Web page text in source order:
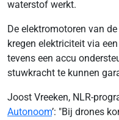
waterstof werkt.
De elektromotoren van
kregen elektriciteit via
tevens een accu
stuwkracht te kunnen
Joost Vreeken, NLR-
Autonoom’: "Bij drones